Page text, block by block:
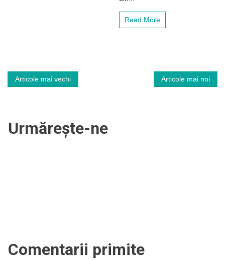
Roșii”
încep
Read More
Navigare
articole
Articole mai vechi Articole mai noi
Urmărește-ne
Comentarii primite